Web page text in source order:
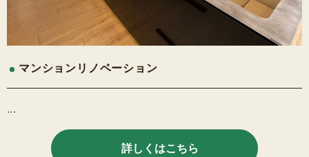
マンションリノベーション
...
詳しくはこちら